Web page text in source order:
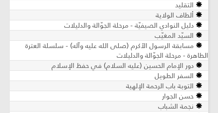
التقليد
ألطاف الولاية
دليل النوادي الصيفيّة - مرحلة الجوّالة والدليلات
السيّد المغيّب
مسابقة الرسول الأكرم (صلى الله عليه وآله) - سلسلة العترة
الطاهرة - مرحلة الجوّالة والدليلات
دور الإمام الحسين (عليه السلام) في حفظ الإسلام
السفر الطويل
التوبة باب الرحمة الإلهية
حسن الجوار
نجمة الشباب